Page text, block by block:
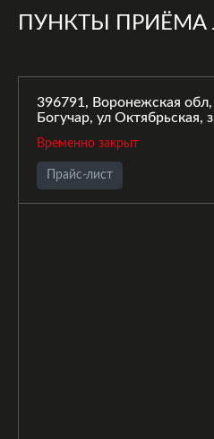
ПУНКТЫ
396791, Воронежская обл,
Богучар, ул Октябрьская,
Временно закрыт
Прайс-лист